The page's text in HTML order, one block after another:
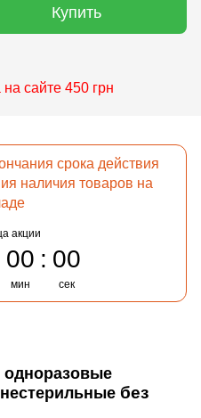
Купить
сайте 450 грн
срока действия
наличия товаров на
акции
00
мин
00
сек
одноразовые
без